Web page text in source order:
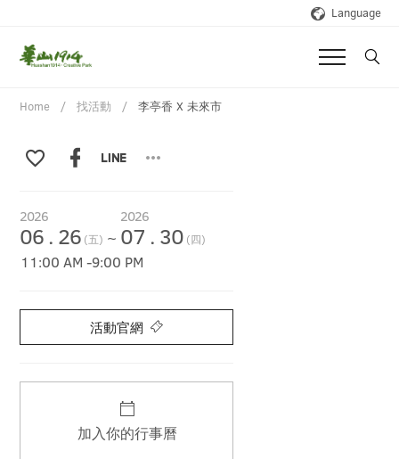
Language
Home 找活動 李亭香 X 未來市
2026
06 . 26 (五) ~
2026
07 . 30 (四)
11:00 AM-9:00 PM
加入你的行事曆